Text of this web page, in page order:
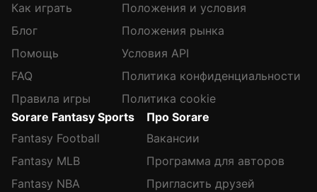
Как играть
Блог
Помощь
FAQ
Правила игры
Положения и условия
Положения рынка
Условия API
Политика конфиденциальности
Политика cookie
Sorare Fantasy Sports
Fantasy Football
Fantasy MLB
Fantasy NBA
Про Sorare
Вакансии
Программа для авторов
Пригласить друзей